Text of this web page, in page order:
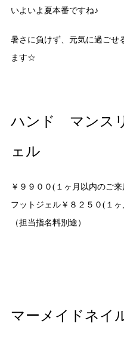
いよいよ夏本番ですね♪
暑さに負けず、元気に過ごせ
ます☆
ハンド マンス
ェル
￥９９００(１ヶ月以内のご
フットジェル￥８２５０(１
（担当指名料別途）
マーメイドネイ